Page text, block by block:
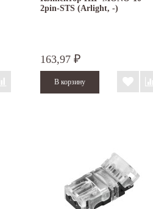
2pin-STS (Arlight, -)
163,97 ₽